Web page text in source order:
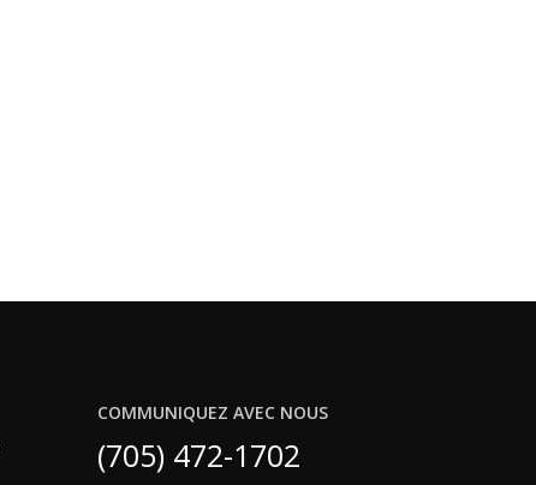
COMMUNIQUEZ AVEC NOUS
(705) 472-1702